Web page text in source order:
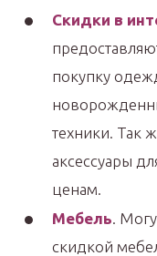
Скидки в
покупку
техники. Так
аксессуары
ценам.
Мебель.
скидкой